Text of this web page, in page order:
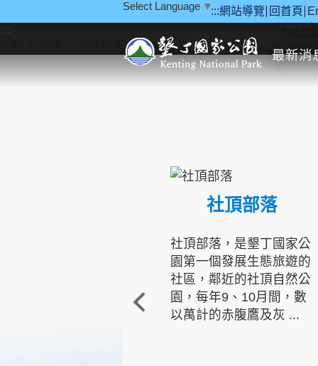
:::網站導覽 回首頁
Select Language ▼
最新消
::: 教育
社頂部落
社頂部落，是墾丁國家公
園第一個發展生態旅遊的
社區，鄰近的社頂自然公
園，每年9、10月間，數
以萬計的赤腹鷹及灰 ...